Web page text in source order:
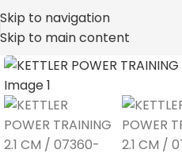
Skip to navigation
Skip to main content